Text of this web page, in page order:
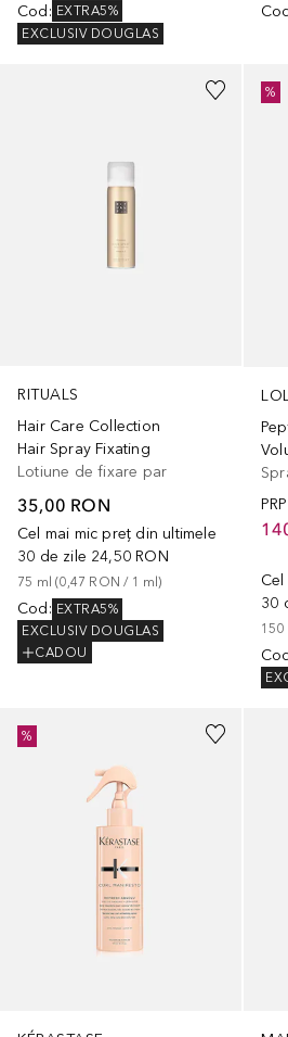
Cod : EXTRA5%
EXCLUSIV DOUGLAS
Cod
RITUALS
Hair Care Collection
Hair Spray Fixating
Lotiune de fixare par
35,00 RON
Cel mai mic preț din ultimele
30 de zile 24,50 RON
75 ml (0,47 RON / 1 ml)
Cod : EXTRA5%
EXCLUSIV DOUGLAS
CADOU
PRP
30
150
Cod
%
%